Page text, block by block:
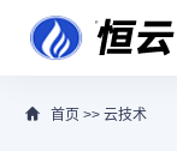
首页 >> 云技术